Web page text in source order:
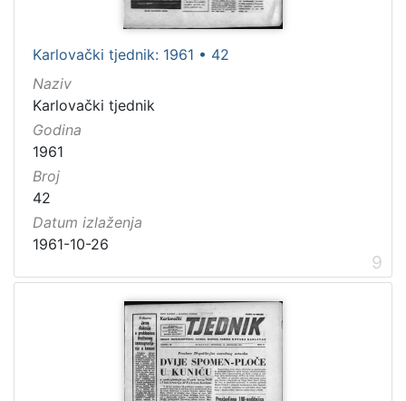
Karlovački tjednik: 1961 • 42
Naziv
Karlovački tjednik
Godina
1961
Broj
42
Datum izlaženja
1961-10-26
9